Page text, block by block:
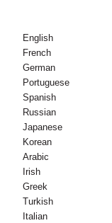
English
French
German
Portuguese
Spanish
Russian
Japanese
Korean
Arabic
Irish
Greek
Turkish
Italian